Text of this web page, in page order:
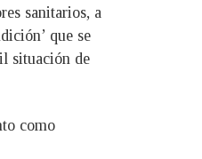
sanitarios, a
que se
situación de
como